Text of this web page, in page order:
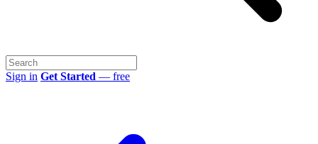
Sign in Get Started — free